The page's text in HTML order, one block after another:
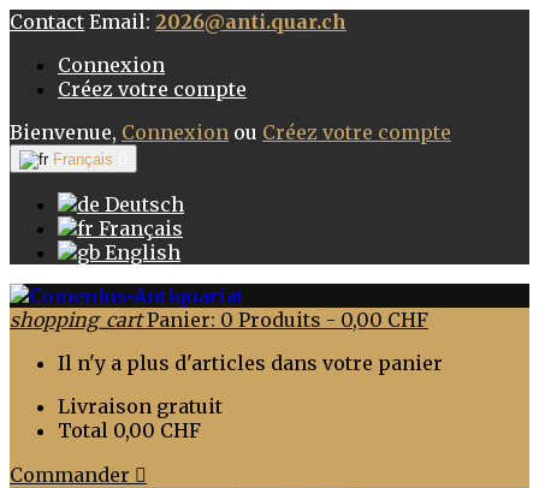
Contact Email: 2026@anti.quar.ch
Connexion
Créez votre compte
Bienvenue, Connexion ou Créez votre compte
Français
Deutsch
Français
English
shopping_cart Panier: 0 Produits - 0,00 CHF
Il n'y a plus d'articles dans votre panier
Livraison gratuit
Total 0,00 CHF
Commander 